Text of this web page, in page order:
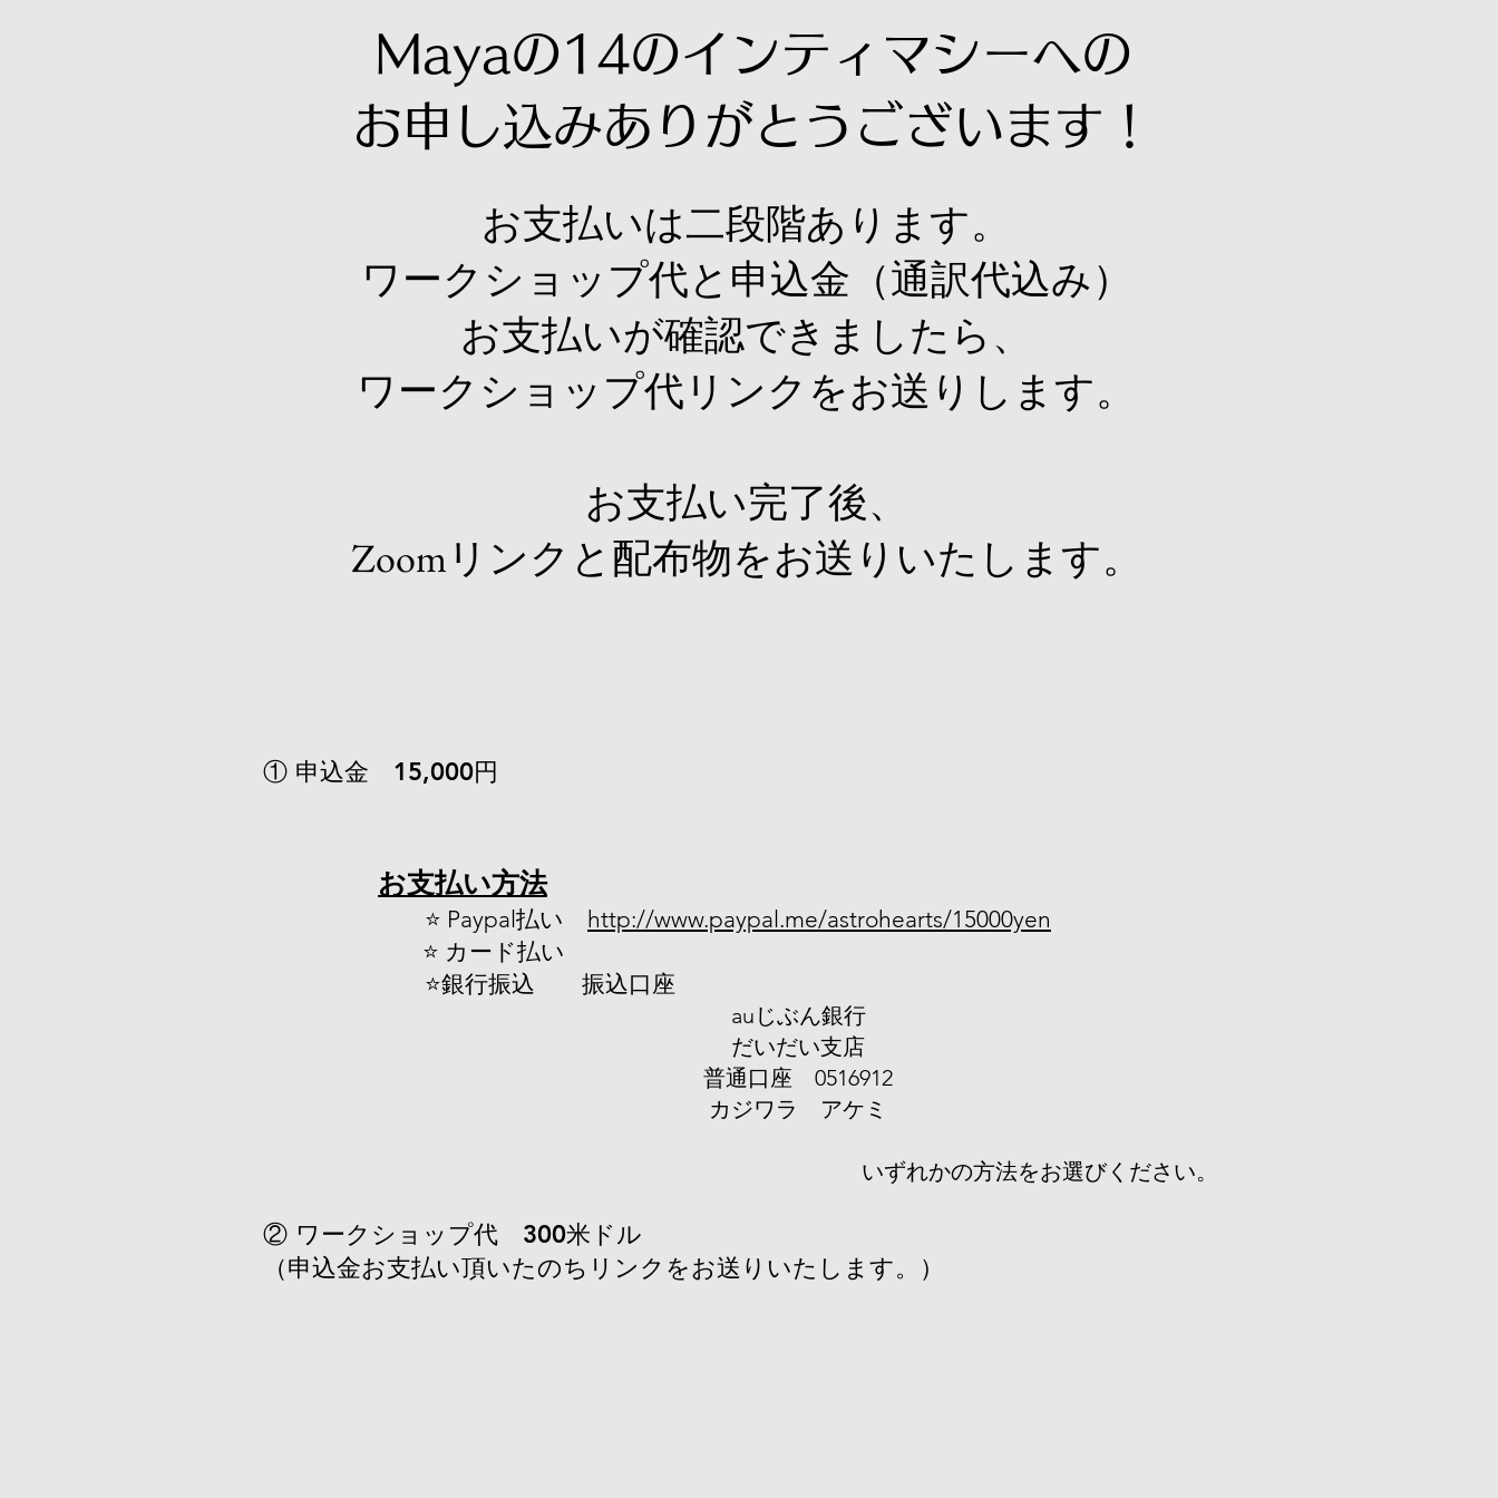
Mayaの14のインティマシーへの
お申し込みありがとうございます！
​お支払いは二段階あります。
​ワークショップ代と申込金（通訳代込み）
お支払いが確認できましたら、
ワークショップ代リンクをお送りします。
​お支払い完了後、
​Zoomリンクと配布物をお送りいたします。
​① 申込金 15,000円
お支払い方法
⭐️ Paypal払い http://www.paypal.me/astrohearts/15000yen
⭐️ カード払い
⭐️銀行振込 振込口座
auじぶん銀行
だいだい支店
普通口座 0516912
カジワラ アケミ
​いずれかの方法をお選びください。
​② ワークショップ代 300米ドル
（申込金お支払い頂いたのちリンクをお送りいたします。）